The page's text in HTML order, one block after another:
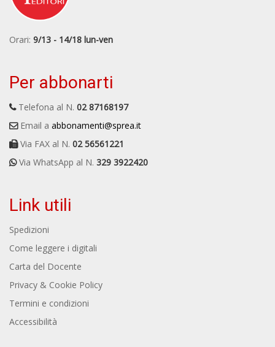
Orari: 9/13 - 14/18 lun-ven
Per abbonarti
Telefona al N. 02 87168197
Email a abbonamenti@sprea.it
Via FAX al N. 02 56561221
Via WhatsApp al N. 329 3922420
Link utili
Spedizioni
Come leggere i digitali
Carta del Docente
Privacy & Cookie Policy
Termini e condizioni
Accessibilità